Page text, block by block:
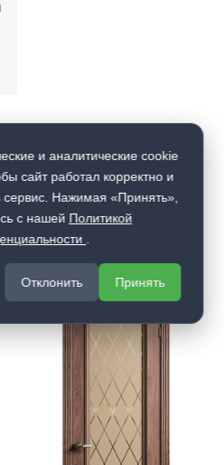
коллекции
и аналитические cookie
сайт работал корректно и
Нажимая «Принять»,
с нашей Политикой
Отклонить Принять